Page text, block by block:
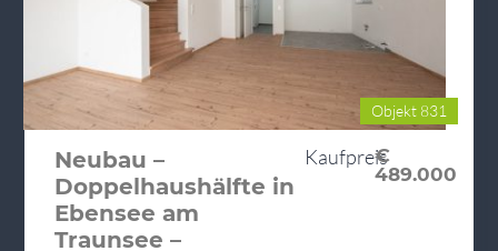
Objekt 831
Neubau –
Doppelhaushälfte in
Ebensee am
Traunsee –
Kaufpreis
€
489.000